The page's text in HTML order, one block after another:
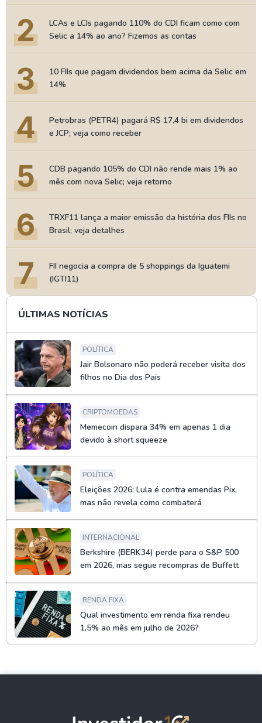
2
LCAs e LCIs pagando 110% do CDI ficam como com
Selic a 14% ao ano? Fizemos as contas
3
10 FIIs que pagam dividendos bem acima da Selic em
14%
4
Petrobras (PETR4) pagará R$ 17,4 bi em dividendos
e JCP; veja como receber
5
CDB pagando 105% do CDI não rende mais 1% ao
mês com nova Selic; veja retorno
6
TRXF11 lança a maior emissão da história dos FIIs no
Brasil; veja detalhes
7
FII negocia a compra de 5 shoppings da Iguatemi
(IGTI11)
ÚLTIMAS NOTÍCIAS
POLÍTICA
Jair Bolsonaro não poderá receber visita dos
filhos no Dia dos Pais
CRIPTOMOEDAS
Memecoin dispara 34% em apenas 1 dia
devido à short squeeze
POLÍTICA
Eleições 2026: Lula é contra emendas Pix,
mas não revela como combaterá
INTERNACIONAL
Berkshire (BERK34) perde para o S&P 500
em 2026, mas segue recompras de Buffett
RENDA FIXA
Qual investimento em renda fixa rendeu
1,5% ao mês em julho de 2026?